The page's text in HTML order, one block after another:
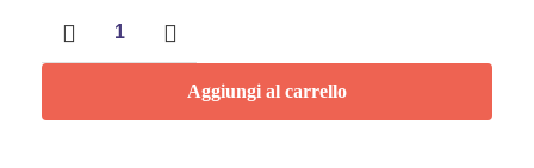
neutro
Pattex
Aggiungi al carrello